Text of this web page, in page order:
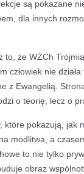
są pokazane
dla innych
to, że WŻCh
człowiek nie
z Ewangelią.
o teorię, lecz o
które pokazują, jak
modlitwa, a
to nie tylko
obraz